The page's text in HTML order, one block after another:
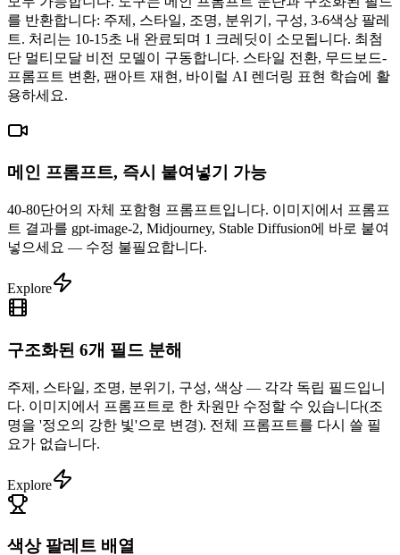
를 반환합니다: 주제, 스타일, 조명, 분위기, 구성, 3-6색상 팔레
트. 처리는 10-15초 내 완료되며 1 크레딧이 소모됩니다. 최첨
단 멀티모달 비전 모델이 구동합니다. 스타일 전환, 무드보드-
프롬프트 변환, 팬아트 재현, 바이럴 AI 렌더링 표현 학습에 활
용하세요.
메인 프롬프트, 즉시 붙여넣기 가능
40-80단어의 자체 포함형 프롬프트입니다. 이미지에서 프롬프
트 결과를 gpt-image-2, Midjourney, Stable Diffusion에 바로 붙여
넣으세요 — 수정 불필요합니다.
Explore
구조화된 6개 필드 분해
주제, 스타일, 조명, 분위기, 구성, 색상 — 각각 독립 필드입니
다. 이미지에서 프롬프트로 한 차원만 수정할 수 있습니다(조
명을 '정오의 강한 빛'으로 변경). 전체 프롬프트를 다시 쓸 필
요가 없습니다.
Explore
색상 팔레트 배열